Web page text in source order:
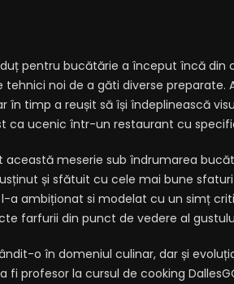
pentru bucătărie a început încă
noi de a găti diverse preparate.
în timp a reușit să își îndeplinească
ca ucenic într-un restaurant cu
această meserie sub îndrumarea
și sfătuit cu cele mai bune
a ambiționat si modelat cu un simț
farfurii din punct de vedere al
o în domeniul culinar, dar și
profesor la cursul de cooking